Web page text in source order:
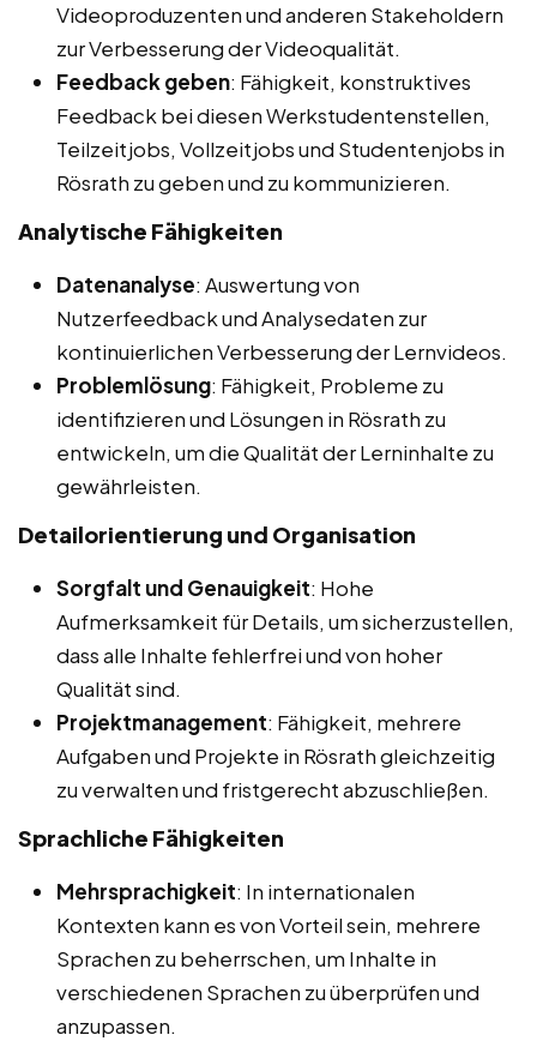
Videoproduzenten und anderen Stakeholdern
zur Verbesserung der Videoqualität.
Feedback geben: Fähigkeit, konstruktives
Feedback bei diesen Werkstudentenstellen,
Teilzeitjobs, Vollzeitjobs und Studentenjobs in
Rösrath zu geben und zu kommunizieren.
Analytische Fähigkeiten
Datenanalyse: Auswertung von
Nutzerfeedback und Analysedaten zur
kontinuierlichen Verbesserung der Lernvideos.
Problemlösung: Fähigkeit, Probleme zu
identifizieren und Lösungen in Rösrath zu
entwickeln, um die Qualität der Lerninhalte zu
gewährleisten.
Detailorientierung und Organisation
Sorgfalt und Genauigkeit: Hohe
Aufmerksamkeit für Details, um sicherzustellen,
dass alle Inhalte fehlerfrei und von hoher
Qualität sind.
Projektmanagement: Fähigkeit, mehrere
Aufgaben und Projekte in Rösrath gleichzeitig
zu verwalten und fristgerecht abzuschließen.
Sprachliche Fähigkeiten
Mehrsprachigkeit: In internationalen
Kontexten kann es von Vorteil sein, mehrere
Sprachen zu beherrschen, um Inhalte in
verschiedenen Sprachen zu überprüfen und
anzupassen.